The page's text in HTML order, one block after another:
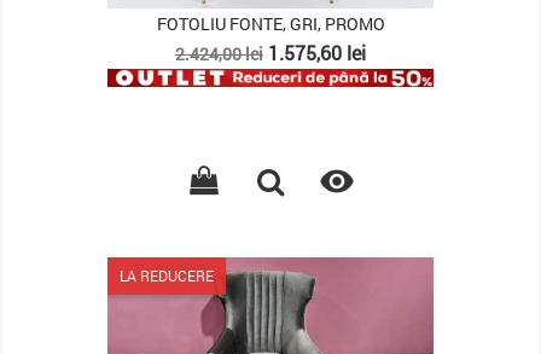
FOTOLIU FONTE, GRI, PROMO
Pret
de
2.424,00 lei Pret
1.575,60 lei

LA REDUCERE